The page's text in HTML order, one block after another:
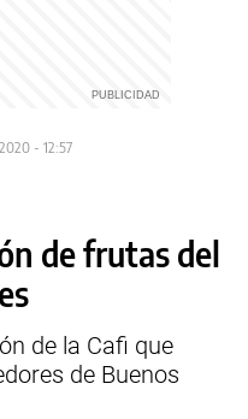
- 12:57
de frutas del
de la Cafi que
de Buenos